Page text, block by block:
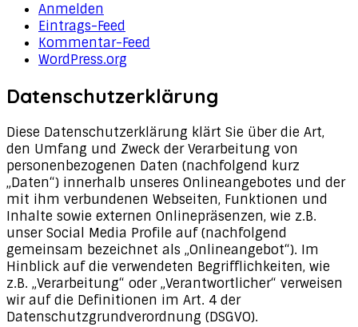
Anmelden
Eintrags-Feed
Kommentar-Feed
WordPress.org
Datenschutzerklärung
Diese Datenschutzerklärung klärt Sie über die Art,
den Umfang und Zweck der Verarbeitung von
personenbezogenen Daten (nachfolgend kurz
„Daten“) innerhalb unseres Onlineangebotes und der
mit ihm verbundenen Webseiten, Funktionen und
Inhalte sowie externen Onlinepräsenzen, wie z.B.
unser Social Media Profile auf (nachfolgend
gemeinsam bezeichnet als „Onlineangebot“). Im
Hinblick auf die verwendeten Begrifflichkeiten, wie
z.B. „Verarbeitung“ oder „Verantwortlicher“ verweisen
wir auf die Definitionen im Art. 4 der
Datenschutzgrundverordnung (DSGVO).